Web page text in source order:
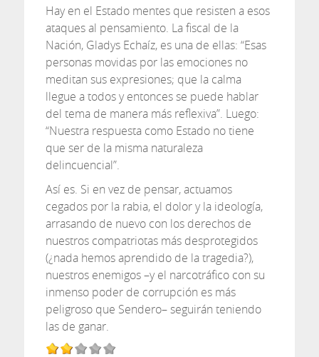
Hay en el Estado mentes que resisten a esos
ataques al pensamiento. La fiscal de la
Nación, Gladys Echaíz, es una de ellas: “Esas
personas movidas por las emociones no
meditan sus expresiones; que la calma
llegue a todos y entonces se puede hablar
del tema de manera más reflexiva”. Luego:
“Nuestra respuesta como Estado no tiene
que ser de la misma naturaleza
delincuencial”.
Así es. Si en vez de pensar, actuamos
cegados por la rabia, el dolor y la ideología,
arrasando de nuevo con los derechos de
nuestros compatriotas más desprotegidos
(¿nada hemos aprendido de la tragedia?),
nuestros enemigos –y el narcotráfico con su
inmenso poder de corrupción es más
peligroso que Sendero– seguirán teniendo
las de ganar.